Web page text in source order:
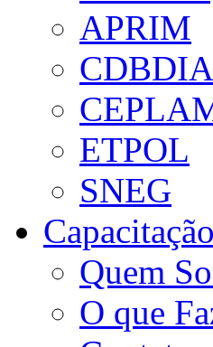
APRIM
CDBDIA
ETPOL
SNEG
Capacitação
Quem
O que